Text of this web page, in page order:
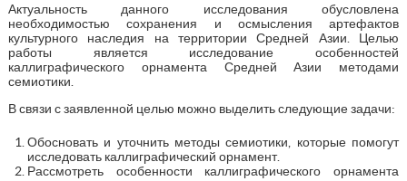
Актуальность данного исследования обусловлена
необходимостью сохранения и осмысления артефактов
культурного наследия на территории Средней Азии. Целью
работы является исследование особенностей
каллиграфического орнамента Средней Азии методами
семиотики.
В связи с заявленной целью можно выделить следующие задачи:
Обосновать и уточнить методы семиотики, которые помогут
исследовать каллиграфический орнамент.
Рассмотреть особенности каллиграфического орнамента